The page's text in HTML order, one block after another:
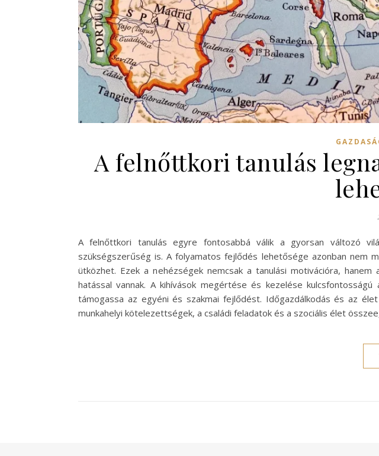
A felnőttkori tanulás
A felnőttkori tanulás egyre fontosabbá válik a gyorsan változó
szükségszerűség is. A folyamatos fejlődés lehetősége azonban nem
ütközhet. Ezek a nehézségek nemcsak a tanulási motivációra,
hatással vannak. A kihívások megértése és kezelése
támogassa az egyéni és szakmai fejlődést. Időgazdálkodás és az
munkahelyi kötelezettségek, a családi feladatok és a szociális élet